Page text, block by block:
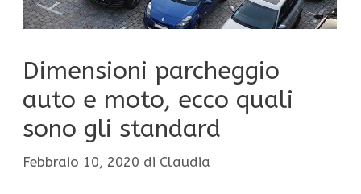
Dimensioni parcheggio
auto e moto, ecco quali
sono gli standard
Febbraio 10, 2020 di Claudia